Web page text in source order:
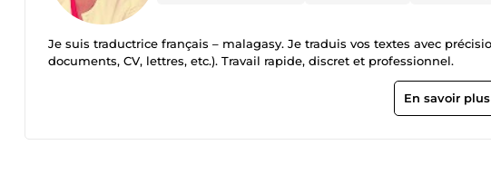
Je suis traductrice français – malagasy. Je traduis vos textes avec précision, respect du sens et du ton (messages, posts,
documents, CV, lettres, etc.). Travail rapide, discret et professionnel.
En savoir plus